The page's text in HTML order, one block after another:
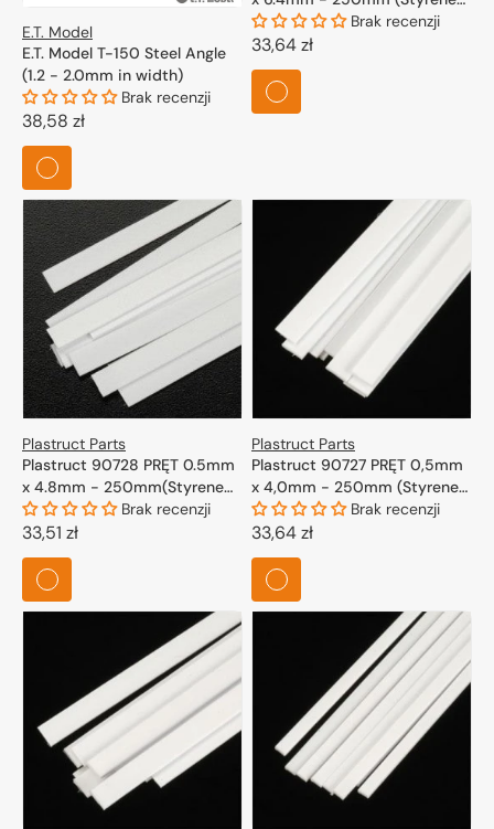
E.T. Model
E.T. Model T-150 Steel Angle
(1.2 - 2.0mm in width)
Brak recenzji
Cena
regularna
38,58 zł
White) / 10 szt.Brak recenzji
Cena
regularna
33,64 zł
Plastruct Parts
Plastruct 90728 PRĘT 0.5mm
x 4.8mm - 250mm(Styrene
White) / 10 szt.Brak recenzji
Cena
regularna
33,51 zł
Plastruct Parts
Plastruct 90727 PRĘT 0,5mm
x 4,0mm - 250mm (Styrene
White) / 10 szt.Brak recenzji
Cena
regularna
33,64 zł